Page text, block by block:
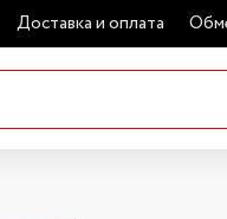
Доставка и оплата